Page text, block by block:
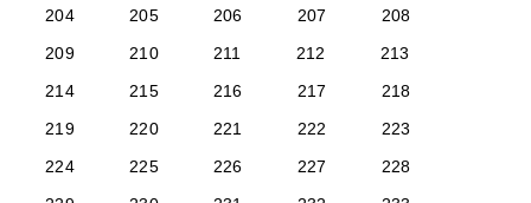
204
205 206 207
208
209
210 211 212
213
214
215 216 217
218
219
220 221 222
223
224
225 226 227
228